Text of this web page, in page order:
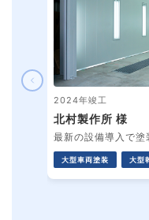
2024年竣工
北村製作所 様
最新の設備導入で
大型車両塗装 大型